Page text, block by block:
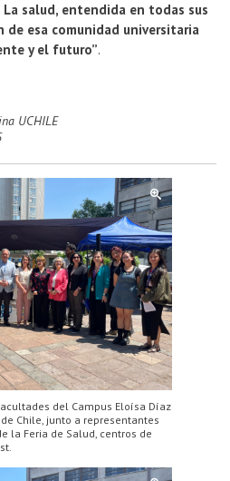
del Campus Eloísa Díaz
Chile, junto a representantes
la Feria de Salud, centros de
salud, entendida en todas sus
de esa comunidad universitaria
y el futuro”.
UCHILE